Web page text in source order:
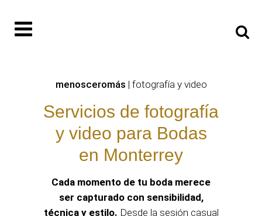
menosceromás | fotografía y video
Servicios de fotografía
y video para Bodas
en Monterrey
Cada momento de tu boda merece
ser capturado con sensibilidad,
técnica y estilo. Desde la sesión casual